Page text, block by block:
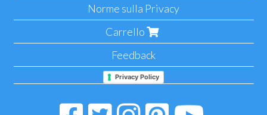
Norme sulla Privacy
Carrello
Feedback
Privacy Policy